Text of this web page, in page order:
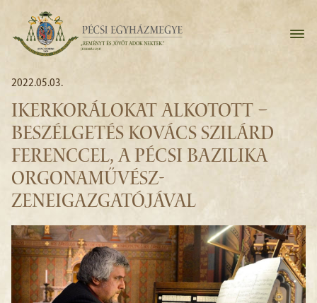
2022.05.03.
IKERKORÁLOKAT ALKOTOTT –
BESZÉLGETÉS KOVÁCS SZILÁRD
FERENCCEL, A PÉCSI BAZILIKA
ORGONAMŰVÉSZ-
ZENEIGAZGATÓJÁVAL